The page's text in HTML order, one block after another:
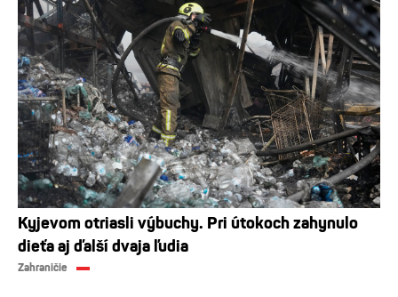
Kyjevom otriasli výbuchy. Pri útokoch zahynulo
dieťa aj ďalší dvaja ľudia
Zahraničie